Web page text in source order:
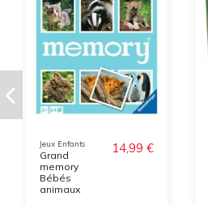
Jeux Enfants
Grand
memory
Bébés
animaux
14,99 €